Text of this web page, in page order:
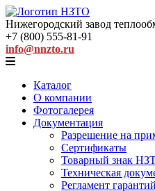
Нижегородский завод
+7 (800) 555-81-91
info@nnzto.ru
Каталог
О компании
Фотогалерея
Документация
Разрешение на
Сертификаты
Товарный знак
Техническая
Регламент